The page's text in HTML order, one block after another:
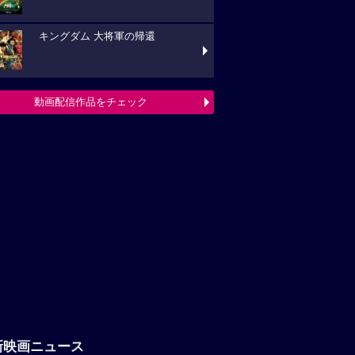
キングダム 大将軍の帰還
動画配信作品をチェック
映画ニュース